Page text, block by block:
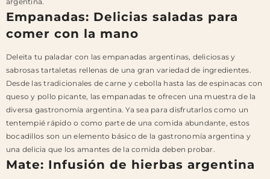
Empanadas: Delicias saladas para
comer con la mano
Deleita tu paladar con las empanadas argentinas, deliciosas y
sabrosas tartaletas rellenas de una gran variedad de ingredientes.
Desde las tradicionales de carne y cebolla hasta las de espinacas con
queso y pollo picante, las empanadas te ofrecen una muestra de la
diversa gastronomía argentina. Ya sea para disfrutarlos como un
tentempié rápido o como parte de una comida abundante, estos
bocadillos son un elemento básico de la gastronomía argentina y
una delicia que los amantes de la comida deben probar.
Mate: Infusión de hierbas argentina